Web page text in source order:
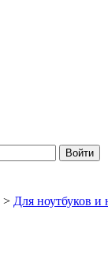
> Для ноутбуков и